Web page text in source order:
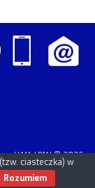
UAM/PAN© 2026
ciasteczka) w
Rozumiem